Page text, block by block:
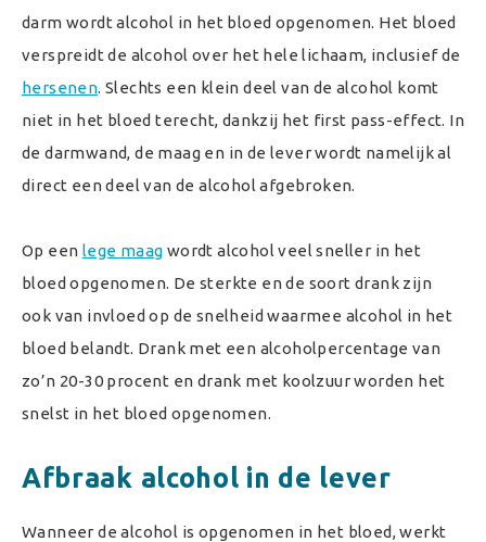
darm wordt alcohol in het bloed opgenomen. Het bloed
verspreidt de alcohol over het hele lichaam, inclusief de
hersenen. Slechts een klein deel van de alcohol komt
niet in het bloed terecht, dankzij het first pass-effect. In
de darmwand, de maag en in de lever wordt namelijk al
direct een deel van de alcohol afgebroken.
Op een lege maag wordt alcohol veel sneller in het
bloed opgenomen. De sterkte en de soort drank zijn
ook van invloed op de snelheid waarmee alcohol in het
bloed belandt. Drank met een alcoholpercentage van
zo’n 20-30 procent en drank met koolzuur worden het
snelst in het bloed opgenomen.
Afbraak alcohol in de lever
Wanneer de alcohol is opgenomen in het bloed, werkt